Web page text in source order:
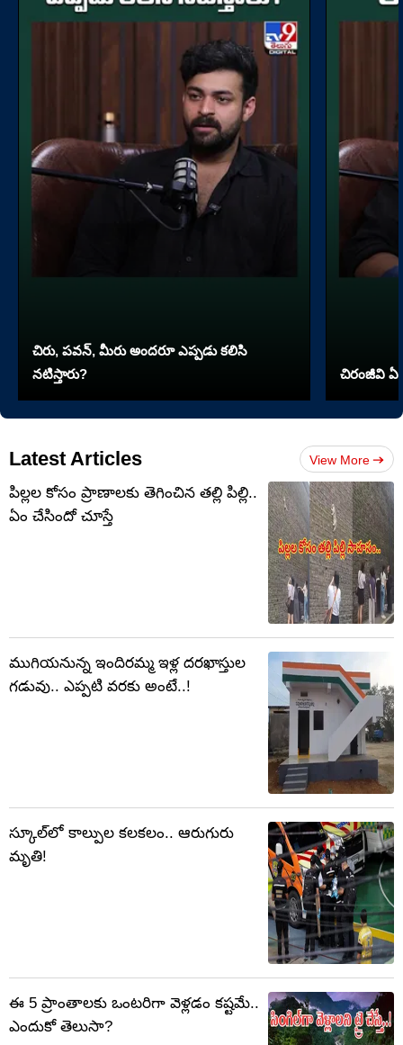
చిరు, పవన్, మీరు అందరూ ఎప్పడు కలిసి
నటిస్తారు?
చిరంజీవి ఏ
Latest Articles View More
పిల్లల కోసం ప్రాణాలకు తెగించిన తల్లి పిల్లి..
ఏం చేసిందో చూస్తే
ముగియనున్న ఇందిరమ్మ ఇళ్ల దరఖాస్తుల
గడువు.. ఎప్పటి వరకు అంటే..!
స్కూల్‌లో కాల్పుల కలకలం.. ఆరుగురు
మృతి!
ఈ 5 ప్రాంతాలకు ఒంటరిగా వెళ్లడం కష్టమే..
ఎందుకో తెలుసా?